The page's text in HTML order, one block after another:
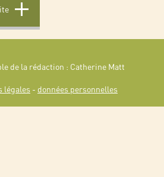
de la rédaction : Catherine Matt
légales - données personnelles